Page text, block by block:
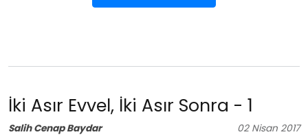
İki Asır Evvel, İki Asır Sonra - 1
Salih Cenap Baydar 02 Nisan 2017